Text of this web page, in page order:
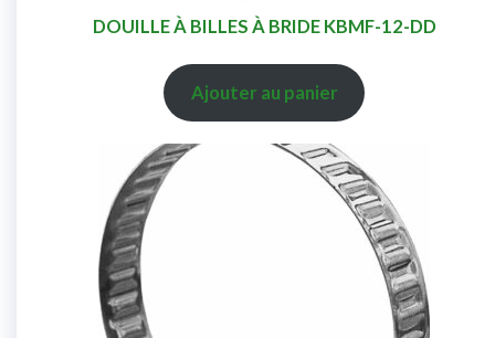
DOUILLE À BILLES À BRIDE KBMF-12-DD
Ajouter au panier